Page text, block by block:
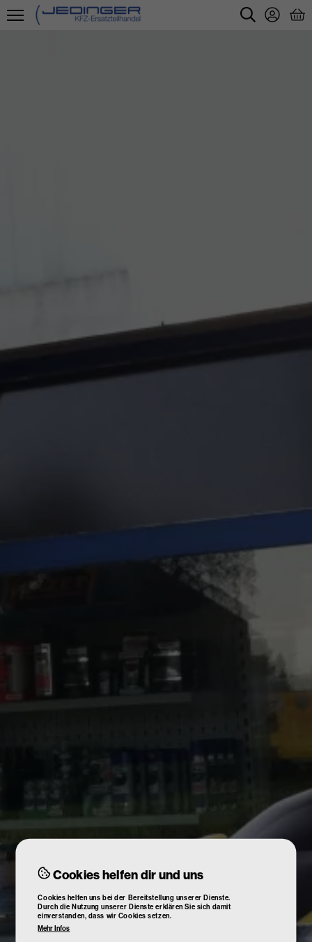
Kontakt
Cookies helfen dir und uns
Cookies helfen uns bei der Bereitstellung unserer Dienste.
Durch die Nutzung unserer Dienste erklären Sie sich damit
einverstanden, dass wir Cookies setzen.
Mehr Infos